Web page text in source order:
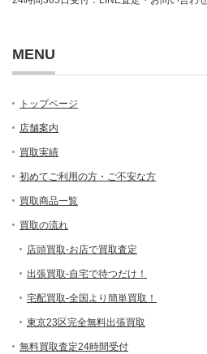
MENU
トップページ
店舗案内
買取実績
初めてご利用の方・ご不安な方
買取商品一覧
買取の流れ
店頭買取-お店で買取査定
出張買取-自宅で待つだけ！
宅配買取-全国より簡単買取！
東京23区完全無料出張買取
無料買取査定24時間受付